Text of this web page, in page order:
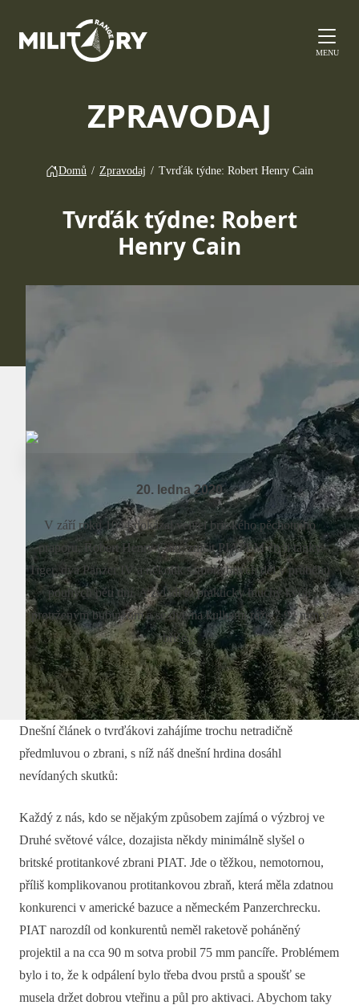
MENU
ZPRAVODAJ
Domů / Zpravodaj / Tvrďák týdne: Robert Henry Cain
Tvrďák týdne: Robert
Henry Cain
20. ledna 2020
V září roku 1944 dokázal velitel britského pěchotního
praporu, Robert Henry Cain, zničit PIATEM čtyři tanky
Tiger, dva Panzer IV a několik samohybných děl v průběhu
pouhých pěti dní. A zvládl to prakticky hluchý kvůli
protrženým bubínkům a se dvěma kulkami ráže 7,92 mm v
břiše...
Dnešní článek o tvrďákovi zahájíme trochu netradičně
předmluvou o zbrani, s níž náš dnešní hrdina dosáhl
nevídaných skutků:
Každý z nás, kdo se nějakým způsobem zajímá o výzbroj ve
Druhé světové válce, dozajista někdy minimálně slyšel o
britské protitankové zbrani PIAT. Jde o těžkou, nemotornou,
příliš komplikovanou protitankovou zbraň, která měla zdatnou
konkurenci v americké bazuce a německém Panzerchrecku.
PIAT narozdíl od konkurentů neměl raketově poháněný
projektil a na cca 90 m sotva probil 75 mm pancíře. Problémem
bylo i to, že k odpálení bylo třeba dvou prstů a spoušť se
musela držet dobrou vteřinu a půl pro aktivaci. Abychom taky